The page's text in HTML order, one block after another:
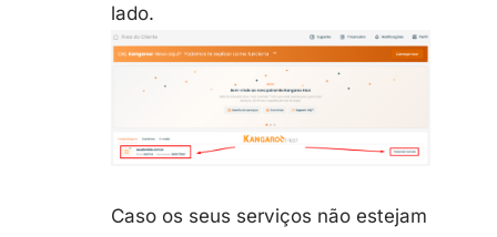
lado.
Caso os seus serviços não estejam